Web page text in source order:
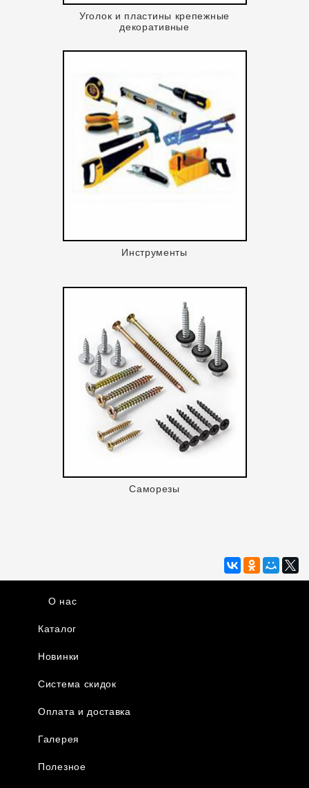
Уголок и пластины крепежные
декоративные
Инструменты
Саморезы
О нас
Каталог
Новинки
Система скидок
Оплата и доставка
Галерея
Полезное